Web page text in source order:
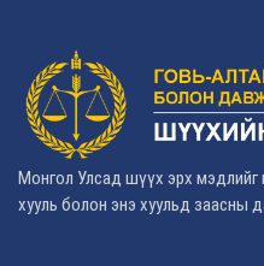
Монгол Улсад шүүх эрх мэдлийг
хууль болон энэ хуульд заасны